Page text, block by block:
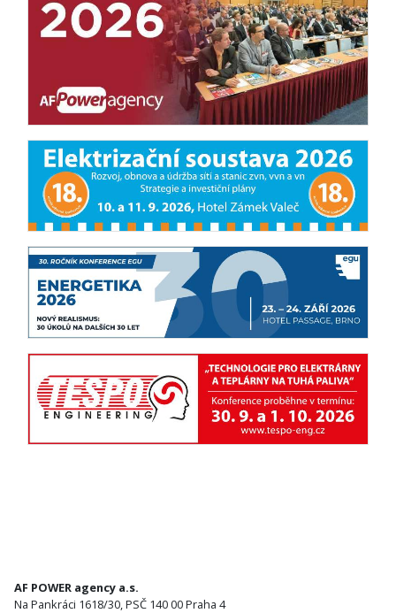
AF POWER agency a.s.
Na Pankráci 1618/30, PSČ 140 00 Praha 4